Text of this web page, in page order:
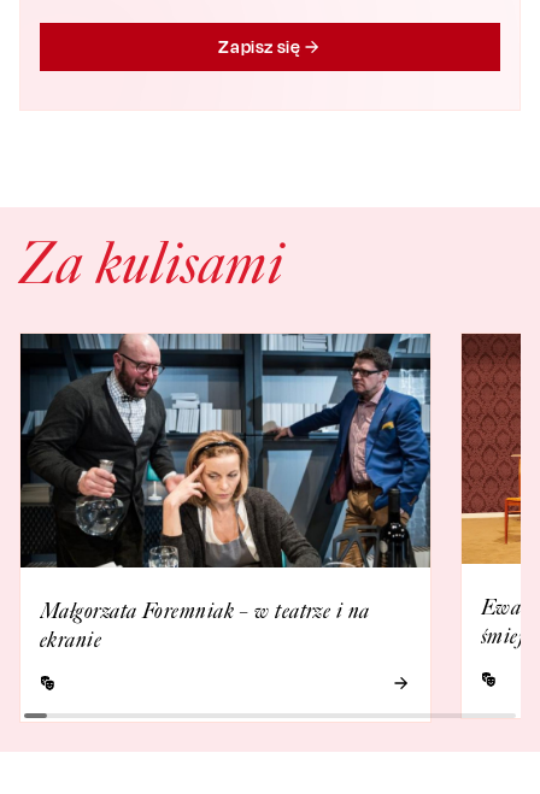
Zapisz się
Za kulisami
Małgorzata Foremniak – w teatrze i na
ekranie
Ewa
śmieje